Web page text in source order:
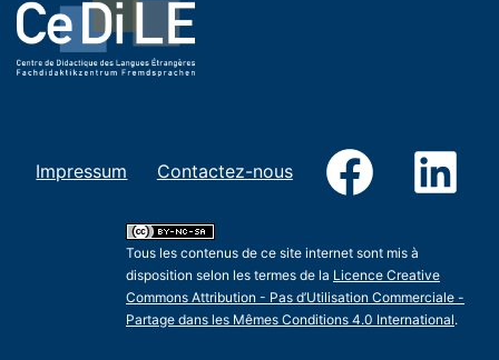
Impressum Contactez-nous Facebook
Tous les contenus de ce site internet sont mis à
disposition selon les termes de la Licence Creative
Commons Attribution - Pas d’Utilisation Commerciale -
Partage dans les Mêmes Conditions 4.0 International.